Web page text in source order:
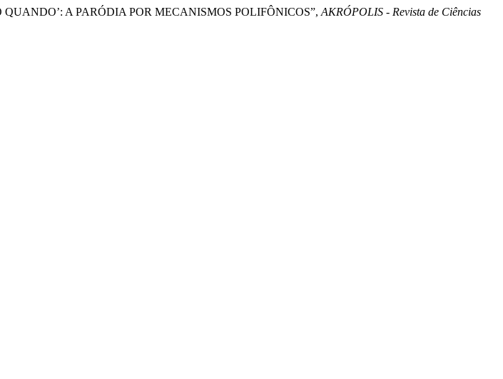
A PARÓDIA POR MECANISMOS POLIFÔNICOS”, AKRÓPOLIS - Revista de Ciências